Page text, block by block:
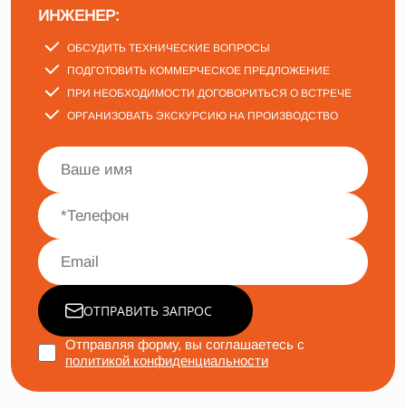
ИНЖЕНЕР:
ОБСУДИТЬ ТЕХНИЧЕСКИЕ ВОПРОСЫ
ПОДГОТОВИТЬ КОММЕРЧЕСКОЕ ПРЕДЛОЖЕНИЕ
ПРИ НЕОБХОДИМОСТИ ДОГОВОРИТЬСЯ О ВСТРЕЧЕ
ОРГАНИЗОВАТЬ ЭКСКУРСИЮ НА ПРОИЗВОДСТВО
ОТПРАВИТЬ ЗАПРОС
Отправляя форму, вы соглашаетесь с
политикой конфиденциальности